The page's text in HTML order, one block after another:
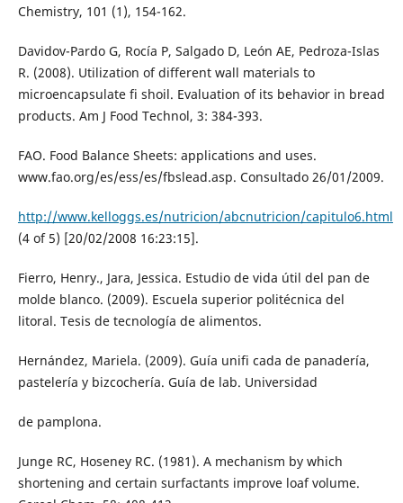
Chemistry, 101 (1), 154-162.
Davidov-Pardo G, Rocía P, Salgado D, León AE, Pedroza-Islas
R. (2008). Utilization of different wall materials to
microencapsulate fi shoil. Evaluation of its behavior in bread
products. Am J Food Technol, 3: 384-393.
FAO. Food Balance Sheets: applications and uses.
www.fao.org/es/ess/es/fbslead.asp. Consultado 26/01/2009.
http://www.kelloggs.es/nutricion/abcnutricion/capitulo6.html
(4 of 5) [20/02/2008 16:23:15].
Fierro, Henry., Jara, Jessica. Estudio de vida útil del pan de
molde blanco. (2009). Escuela superior politécnica del
litoral. Tesis de tecnología de alimentos.
Hernández, Mariela. (2009). Guía unifi cada de panadería,
pastelería y bizcochería. Guía de lab. Universidad
de pamplona.
Junge RC, Hoseney RC. (1981). A mechanism by which
shortening and certain surfactants improve loaf volume.